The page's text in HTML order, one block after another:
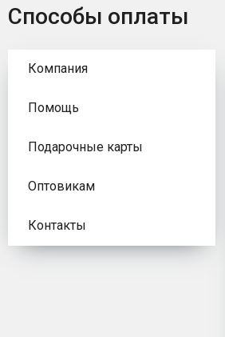
Способы оплаты
Компания
Помощь
Подарочные карты
Оптовикам
Контакты